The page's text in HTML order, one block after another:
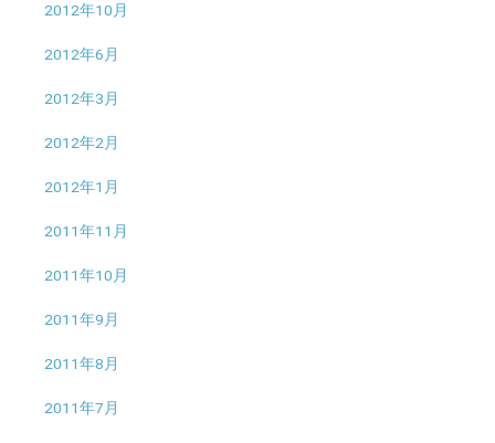
2012年10月
2012年6月
2012年3月
2012年2月
2012年1月
2011年11月
2011年10月
2011年9月
2011年8月
2011年7月